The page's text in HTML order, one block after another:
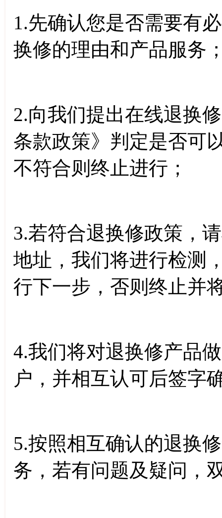
1.先确认您是否需要有
换修的理由和产品服务
2.向我们提出在线退换
条款政策》判定是否可
不符合则终止进行；
3.若符合退换修政策，
地址，我们将进行检测
行下一步，否则终止并
4.我们将对退换修产品
户，并相互认可后签字
5.按照相互确认的退换
务，若有问题及疑问，